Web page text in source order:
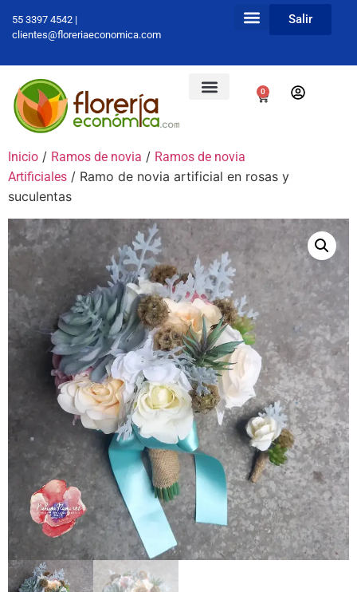
55 3397 4542 |
clientes@floreriaeconomica.com
Salir
0
Inicio / Ramos de novia / Ramos de novia
Artificiales / Ramo de novia artificial en rosas y
suculentas